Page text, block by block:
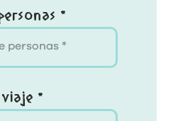
*
*